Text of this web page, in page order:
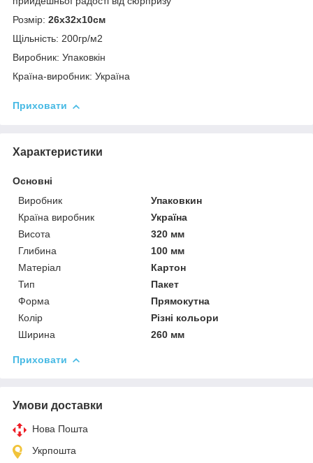
Розмір: 26х32х10см
Щільність: 200гр/м2
Виробник: Упаковкін
Країна-виробник: Україна
Приховати
Характеристики
Основні
Виробник
Упаковкин
Країна виробник
Україна
Висота
320 мм
Глибина
100 мм
Матеріал
Картон
Тип
Пакет
Форма
Прямокутна
Колір
Різні кольори
Ширина
260 мм
Приховати
Умови доставки
Нова Пошта
Укрпошта